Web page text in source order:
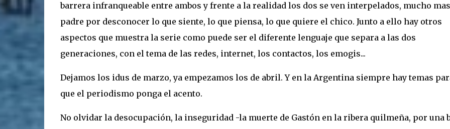
barrera infranqueable entre ambos y frente a la realidad los dos se ven interpelados, mucho
padre por desconocer lo que siente, lo que piensa, lo que quiere el chico. Junto a ello hay otros
aspectos que muestra la serie como puede ser el diferente lenguaje que separa a las dos
generaciones, con el tema de las redes, internet, los contactos, los emogis...
Dejamos los idus de marzo, ya empezamos los de abril. Y en la Argentina siempre hay temas
que el periodismo ponga el acento.
No olvidar la desocupación, la inseguridad -la muerte de Gastón en la ribera quilmeña, por una